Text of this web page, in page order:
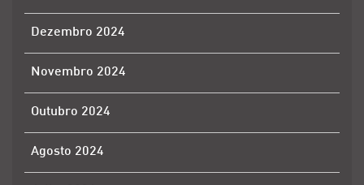
Dezembro 2024
Novembro 2024
Outubro 2024
Agosto 2024